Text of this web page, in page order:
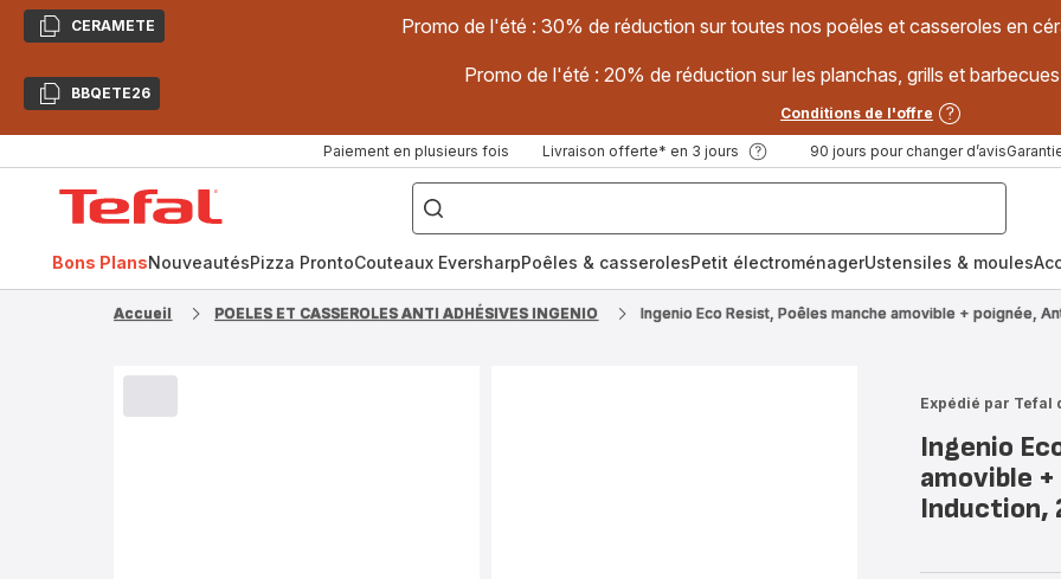
CopierCERAMETE Promo de l'été : 30% de réduction sur toutes nos poêles et casseroles en
CopierBBQETE26
Promo de l'été : 20% de réduction sur les planchas, grills et
Conditions de l'offre
Paiement en plusieurs fois Livraison offerte* en 3 jours 90 jours pour changer d’avis
["Poêles
inox,
Cake
Factory,
Bons PlansNouveautésPizza ProntoCouteaux EversharpPoêles & casserolesPetit électroménagerUstensiles & moules
Accueil POELES ET CASSEROLES ANTI ADHÉSIVES INGENIO Ingenio Eco Resist, Poêles manche amovible + poignée,
Expédié par Tefal
Ingenio
amovible
Induction,